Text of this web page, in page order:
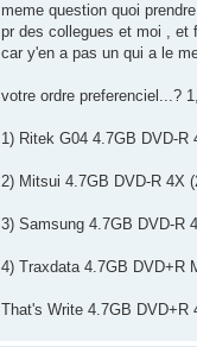
meme question quoi
pr des collegues et moi , et
car y'en a pas un qui a le
votre ordre preferenciel...?
1) Ritek G04 4.7GB DVD-
2) Mitsui 4.7GB DVD-R 4X
3) Samsung 4.7GB DVD-R
4) Traxdata 4.7GB DVD+R
That's Write 4.7GB DVD+R